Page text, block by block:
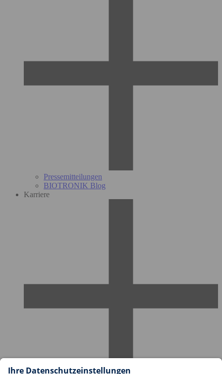
Pressemitteilungen
BIOTRONIK Blog
Karriere